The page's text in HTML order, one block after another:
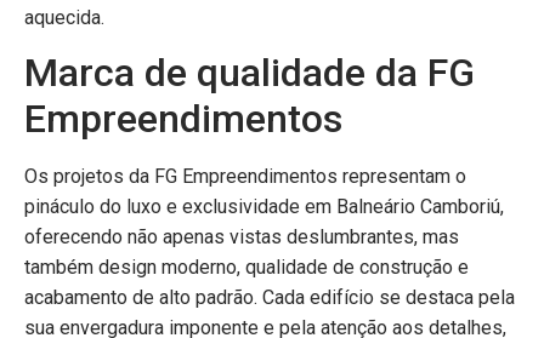
aquecida.
Marca de qualidade da FG
Empreendimentos
Os projetos da FG Empreendimentos representam o
pináculo do luxo e exclusividade em Balneário Camboriú,
oferecendo não apenas vistas deslumbrantes, mas
também design moderno, qualidade de construção e
acabamento de alto padrão. Cada edifício se destaca pela
sua envergadura imponente e pela atenção aos detalhes,